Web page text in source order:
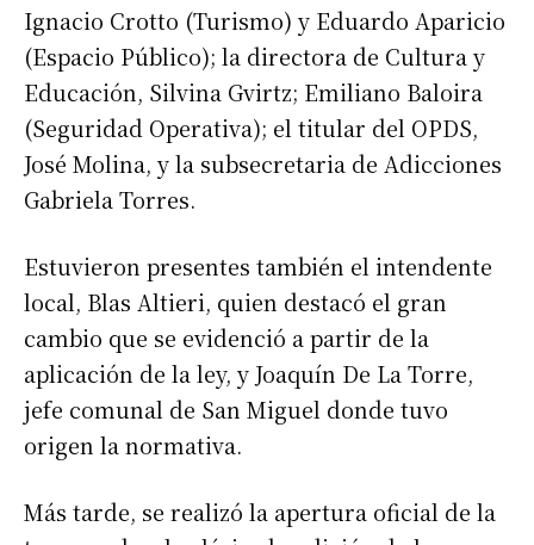
Ignacio Crotto (Turismo) y Eduardo Aparicio
(Espacio Público); la directora de Cultura y
Educación, Silvina Gvirtz; Emiliano Baloira
(Seguridad Operativa); el titular del OPDS,
José Molina, y la subsecretaria de Adicciones
Gabriela Torres.
Estuvieron presentes también el intendente
local, Blas Altieri, quien destacó el gran
cambio que se evidenció a partir de la
aplicación de la ley, y Joaquín De La Torre,
jefe comunal de San Miguel donde tuvo
origen la normativa.
Más tarde, se realizó la apertura oficial de la